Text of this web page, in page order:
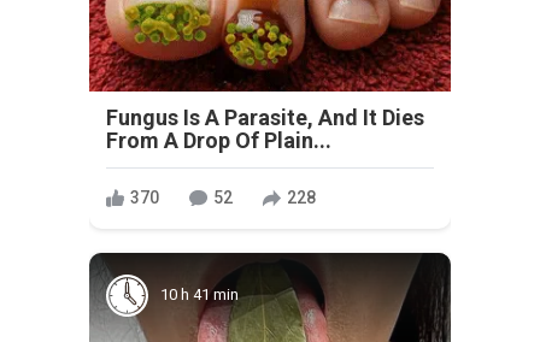
Fungus Is A Parasite, And It Dies
From A Drop Of Plain...
370 52 228
10 h 41 min